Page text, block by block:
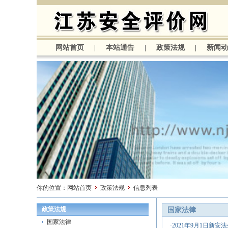
网站首页 本站通告 政策法规 新闻
你的位置： 网站首页 政策法规 信息列表
政策法规
国家法律
国家法律
·2021年9月1日新安